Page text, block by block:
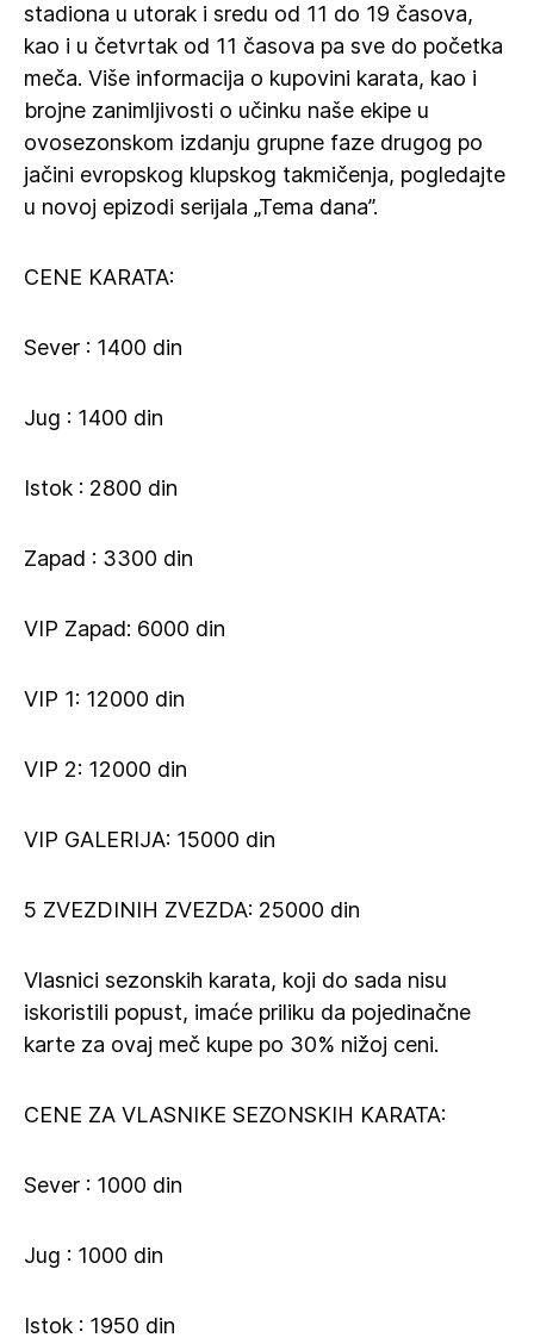
stadiona u utorak i sredu od 11 do 19 časova,
kao i u četvrtak od 11 časova pa sve do početka
meča. Više informacija o kupovini karata, kao i
brojne zanimljivosti o učinku naše ekipe u
ovosezonskom izdanju grupne faze drugog po
jačini evropskog klupskog takmičenja, pogledajte
u novoj epizodi serijala „Tema dana”.
CENE KARATA:
Sever : 1400 din
Jug : 1400 din
Istok : 2800 din
Zapad : 3300 din
VIP Zapad: 6000 din
VIP 1: 12000 din
VIP 2: 12000 din
VIP GALERIJA: 15000 din
5 ZVEZDINIH ZVEZDA: 25000 din
Vlasnici sezonskih karata, koji do sada nisu
iskoristili popust, imaće priliku da pojedinačne
karte za ovaj meč kupe po 30% nižoj ceni.
CENE ZA VLASNIKE SEZONSKIH KARATA:
Sever : 1000 din
Jug : 1000 din
Istok : 1950 din